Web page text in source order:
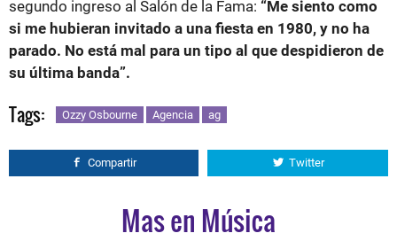
segundo ingreso al Salón de la Fama: “Me siento como
si me hubieran invitado a una fiesta en 1980, y no ha
parado. No está mal para un tipo al que despidieron de
su última banda”.
Tags: Ozzy Osbourne Agencia ag
Compartir Twitter
Mas en Música